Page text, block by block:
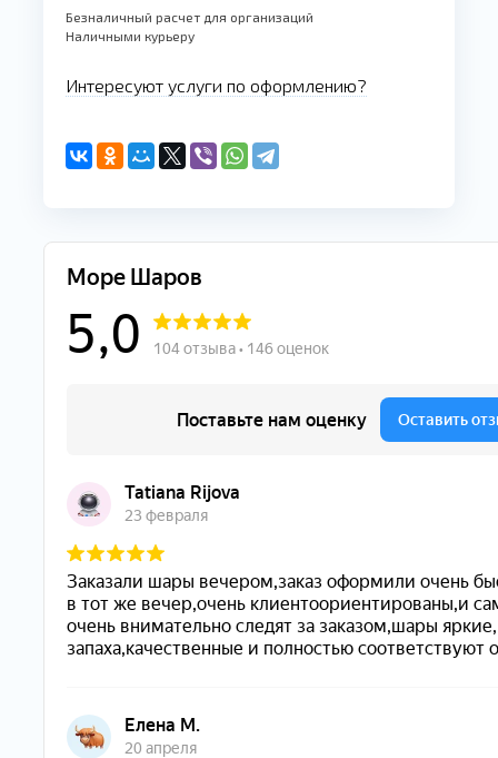
Безналичный расчет для организаций
Наличными курьеру
Интересуют услуги по оформлению?